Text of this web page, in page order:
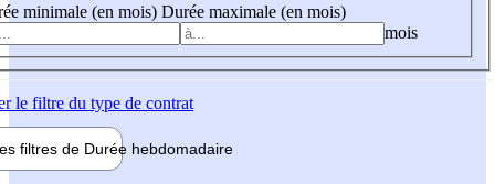
minimale (en mois) Durée maximale (en mois)
mois
le filtre du type de contrat
filtres de Durée hebdomadaire